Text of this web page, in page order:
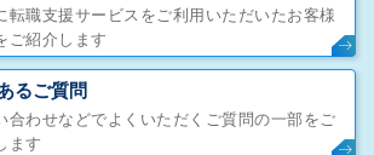
転職支援サービスをご利用いただいたお客様
ご紹介します
るご質問
合わせなどでよくいただくご質問の一部をご
ます